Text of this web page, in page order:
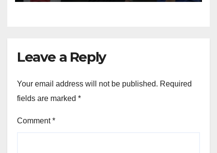
Leave a Reply
Your email address will not be published. Required
fields are marked *
Comment*